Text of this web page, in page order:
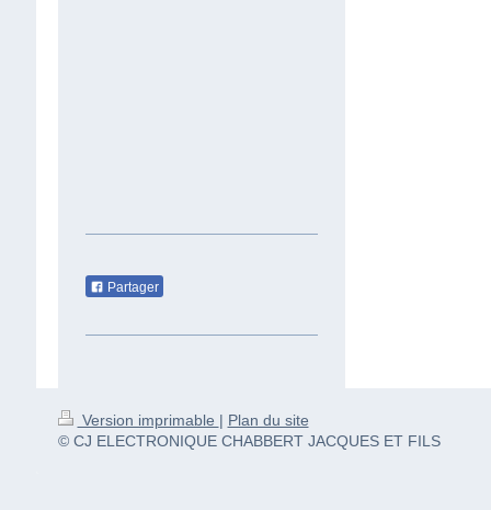
Partager
Version imprimable | Plan du site
© CJ ELECTRONIQUE CHABBERT JACQUES ET FILS